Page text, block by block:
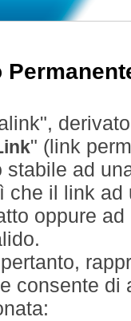
" (link
stabile ad
che il link
oppure
consente